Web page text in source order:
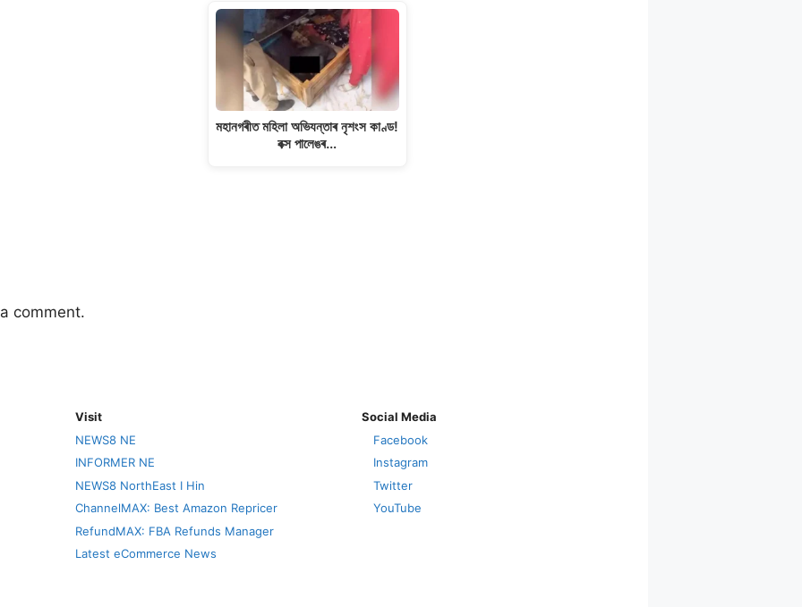
মহানগৰীত মহিলা অভিযন্তাৰ নৃশংস কাণ্ড!
বক্স পালেঙৰ…
comment.
Visit
NEWS8 NE
INFORMER NE
NEWS8 NorthEast I Hin
ChannelMAX: Best Amazon Repricer
RefundMAX: FBA Refunds Manager
Latest eCommerce News
Social Media
Facebook
Instagram
Twitter
YouTube